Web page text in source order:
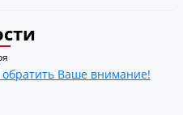
Ваше внимание!